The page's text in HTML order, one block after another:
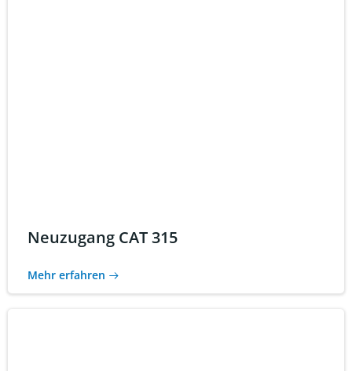
Neuzugang CAT 315
Mehr erfahren